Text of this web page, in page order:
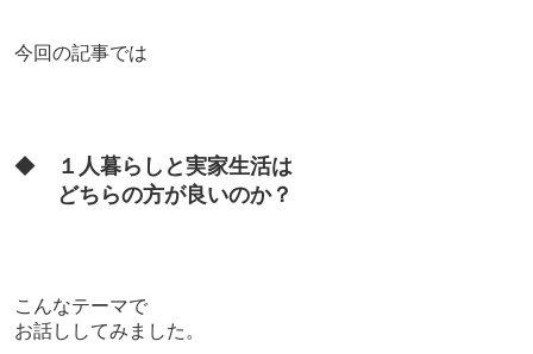
今回の記事では
◆
１人暮らしと実家生活は
どちらの方が良いのか？
こんなテーマで
お話ししてみました。